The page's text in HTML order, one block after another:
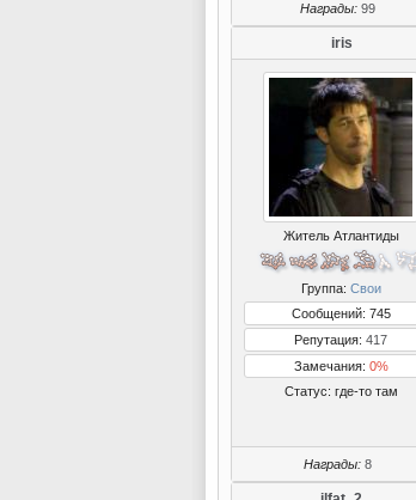
Награды: 99
iris
Житель Атлантиды
Группа: Свои
Сообщений: 745
Репутация: 417
Замечания: 0%
Статус: где-то там
Награды: 8